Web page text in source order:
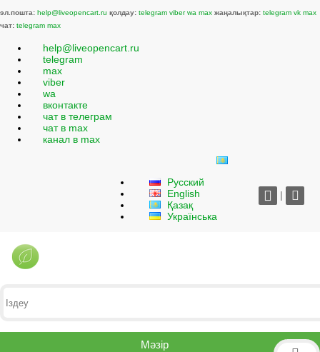
эл.пошта: help@liveopencart.ru қолдау: telegram viber wa max жаңалықтар: telegram vk max
чат: telegram max
help@liveopencart.ru
telegram
max
viber
wa
вконтакте
чат в телеграм
чат в max
канал в max
Русский
English
Қазақ
Українська
|
Мәзір